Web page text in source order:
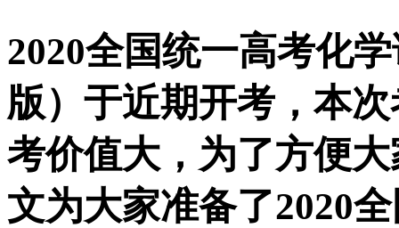
2020全国统一高考化
版）于近期开考，本
考价值大，为了方便
文为大家准备了2020